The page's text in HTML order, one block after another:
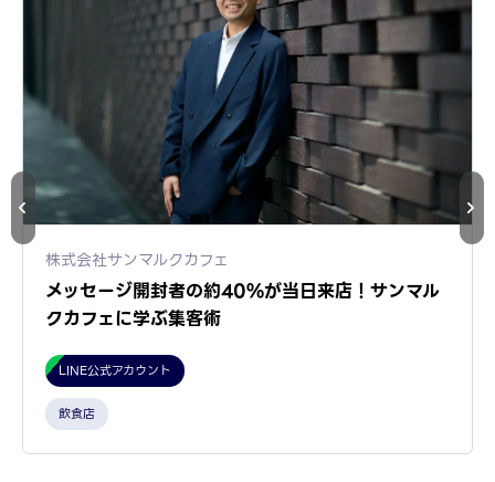
株式会社サンマルクカフェ
メッセージ開封者の約40%が当日来店！サンマル
クカフェに学ぶ集客術
LINE公式アカウント
飲食店